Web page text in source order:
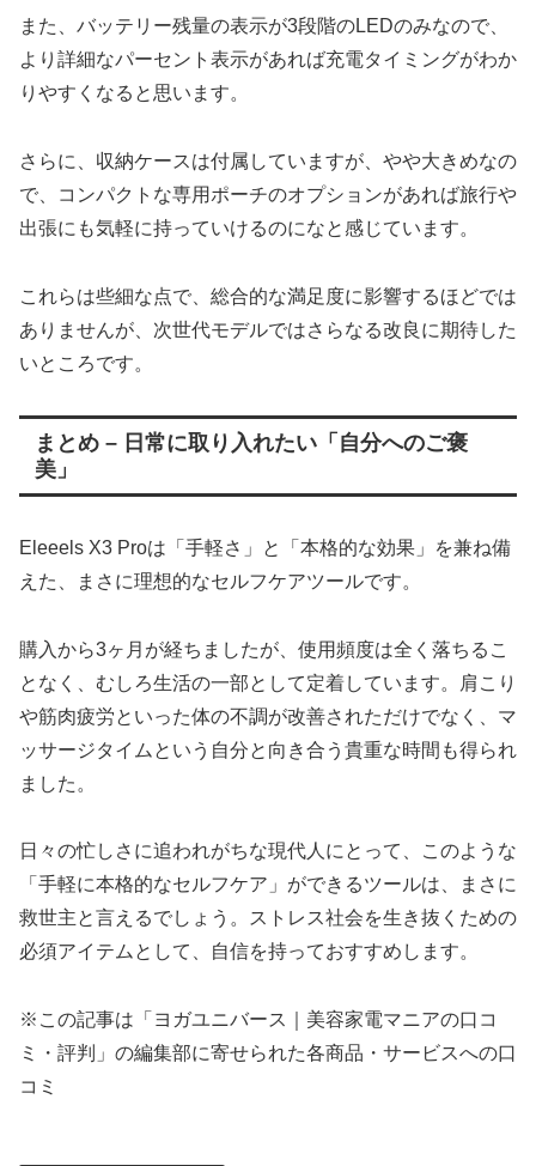
また、バッテリー残量の表示が3段階のLEDのみなので、
より詳細なパーセント表示があれば充電タイミングがわか
りやすくなると思います。
さらに、収納ケースは付属していますが、やや大きめなの
で、コンパクトな専用ポーチのオプションがあれば旅行や
出張にも気軽に持っていけるのになと感じています。
これらは些細な点で、総合的な満足度に影響するほどでは
ありませんが、次世代モデルではさらなる改良に期待した
いところです。
まとめ – 日常に取り入れたい「自分へのご褒
美」
Eleeels X3 Proは「手軽さ」と「本格的な効果」を兼ね備
えた、まさに理想的なセルフケアツールです。
購入から3ヶ月が経ちましたが、使用頻度は全く落ちるこ
となく、むしろ生活の一部として定着しています。肩こり
や筋肉疲労といった体の不調が改善されただけでなく、マ
ッサージタイムという自分と向き合う貴重な時間も得られ
ました。
日々の忙しさに追われがちな現代人にとって、このような
「手軽に本格的なセルフケア」ができるツールは、まさに
救世主と言えるでしょう。ストレス社会を生き抜くための
必須アイテムとして、自信を持っておすすめします。
※この記事は「ヨガユニバース｜美容家電マニアの口コ
ミ・評判」の編集部に寄せられた各商品・サービスへの口
コミ